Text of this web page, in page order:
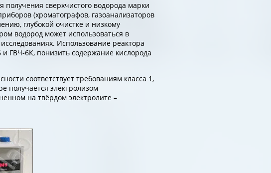
получения сверхчистого водорода марки
(хроматографов, газоанализаторов
глубокой очистке и низкому
водород может использоваться в
Использование реактора
ГВЧ-6К, понизить содержание кислорода
соответствует требованиям класса 1,
получается электролизом
на твёрдом электролите –